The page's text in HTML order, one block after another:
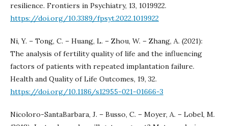
resilience. Frontiers in Psychiatry, 13, 1019922.
https://doi.org/10.3389/fpsyt.2022.1019922
Ni, Y. – Tong, C. – Huang, L. – Zhou, W. – Zhang, A. (2021):
The analysis of fertility quality of life and the influencing
factors of patients with repeated implantation failure.
Health and Quality of Life Outcomes, 19, 32.
https://doi.org/10.1186/s12955-021-01666-3
Nicoloro-SantaBarbara, J. – Busso, C. – Moyer, A. – Lobel, M.